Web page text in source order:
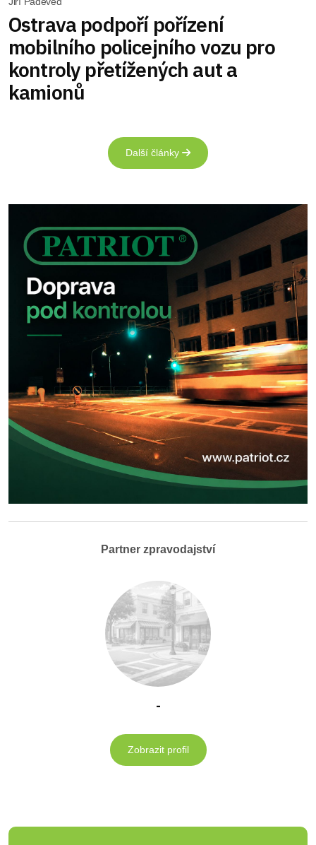
Ostrava podpoří pořízení
mobilního policejního vozu pro
kontroly přetížených aut a
kamionů
Další články
Partner zpravodajství
-
Zobrazit profil